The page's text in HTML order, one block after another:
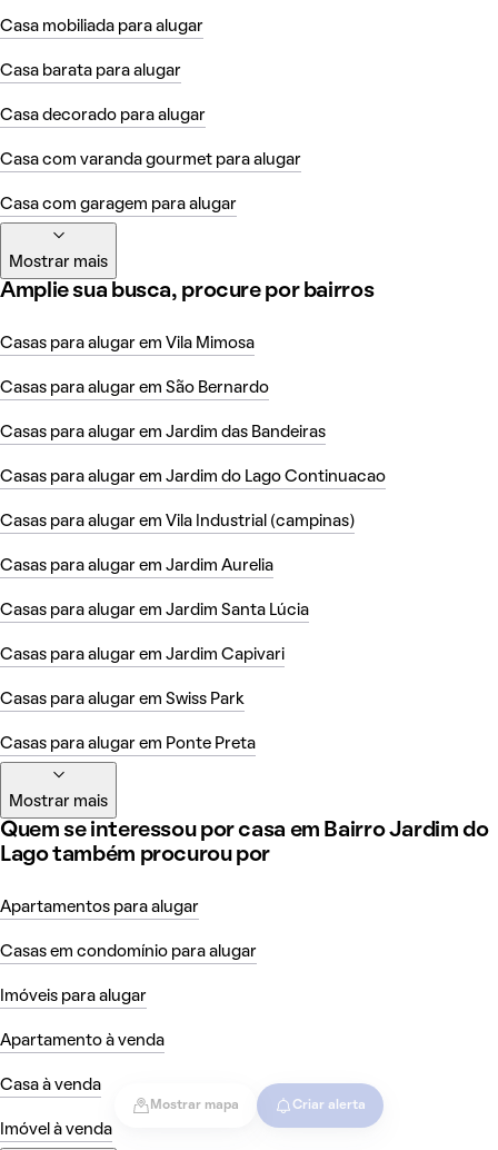
Mostrar mapa Criar alerta
Casa mobiliada para alugar
Casa barata para alugar
Casa decorado para alugar
Casa com varanda gourmet para alugar
Casa com garagem para alugar
Mostrar mais
Amplie sua busca, procure por bairros
Casas para alugar em Vila Mimosa
Casas para alugar em São Bernardo
Casas para alugar em Jardim das Bandeiras
Casas para alugar em Jardim do Lago Continuacao
Casas para alugar em Vila Industrial (campinas)
Casas para alugar em Jardim Aurelia
Casas para alugar em Jardim Santa Lúcia
Casas para alugar em Jardim Capivari
Casas para alugar em Swiss Park
Casas para alugar em Ponte Preta
Mostrar mais
Quem se interessou por casa em Bairro Jardim do
Lago também procurou por
Apartamentos para alugar
Casas em condomínio para alugar
Imóveis para alugar
Apartamento à venda
Casa à venda
Imóvel à venda